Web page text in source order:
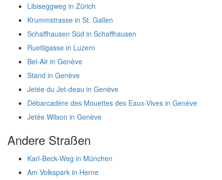
Libiseggweg in Zürich
Krummstrasse in St. Gallen
Schaffhausen Süd in Schaffhausen
Ruetligasse in Luzern
Bel-Air in Genève
Stand in Genève
Jetée du Jet-deau in Genève
Débarcadère des Mouettes des Eaux-Vives in Genève
Jetée Wilson in Genève
Andere Straßen
Karl-Beck-Weg in München
Am Volkspark in Herne